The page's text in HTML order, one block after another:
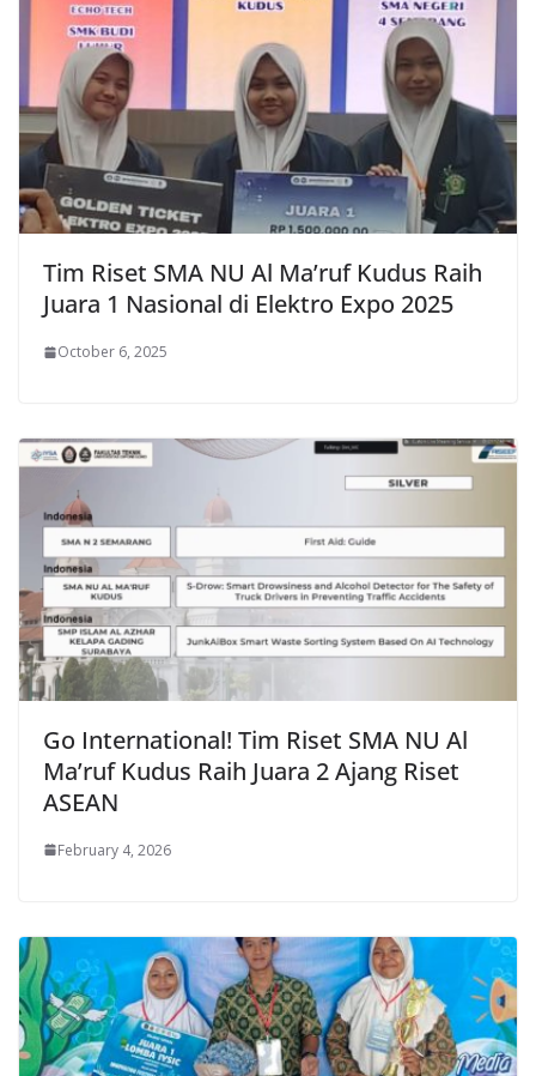
Tim Riset SMA NU Al Ma’ruf Kudus Raih
Juara 1 Nasional di Elektro Expo 2025
October 6, 2025
Go International! Tim Riset SMA NU Al
Ma’ruf Kudus Raih Juara 2 Ajang Riset
ASEAN
February 4, 2026